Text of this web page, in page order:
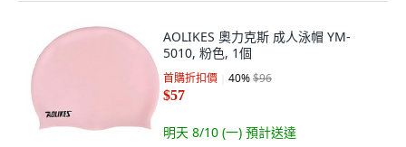
AOLIKES 奧力克斯 成人泳帽 YM-
5010, 粉色, 1個
首購折扣價 40%$96
$57
明天 8/10 (一) 預計送達